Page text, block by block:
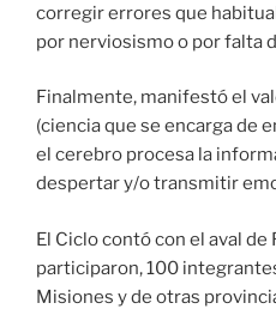
corregir errores que
por nerviosismo o por falta
Finalmente, manifestó el
(ciencia que se encarga de
el cerebro procesa la
despertar y/o transmitir
El Ciclo contó con el aval de
participaron, 100
Misiones y de otras